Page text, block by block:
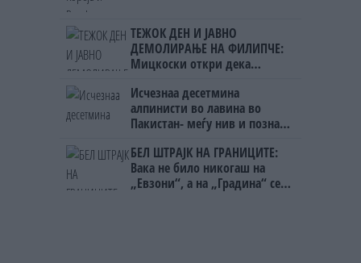
ТЕЖОК ДЕН И ЈАВНО
ДЕМОЛИРАЊЕ НА ФИЛИПЧЕ:
Мицкоски откри дека
ништо, освен за кеш
Исчезнаа десетмина
алпинисти во лавина во
Пакистан- меѓу нив и познат
БЕЛ ШТРАЈК НА ГРАНИЦИТЕ:
Вака не било никогаш на
„Евзони“, а на „Градина“ се